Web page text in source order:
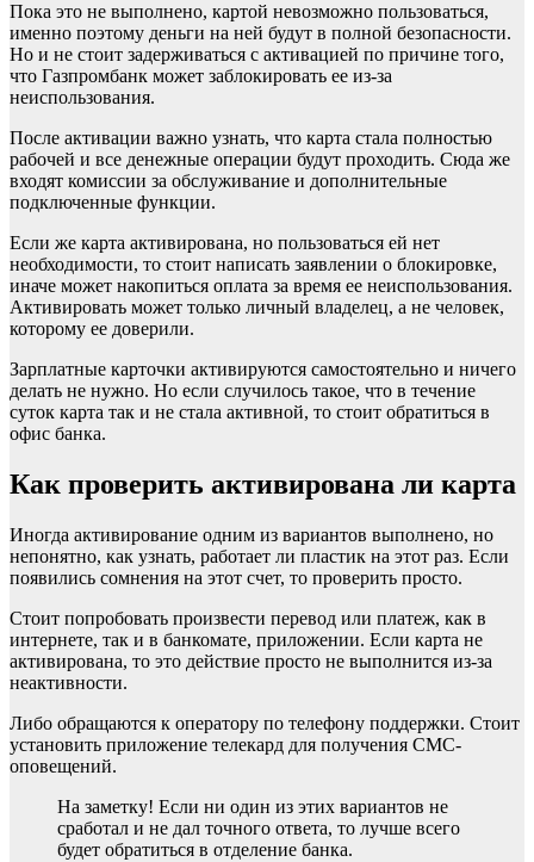
Пока это не выполнено, картой невозможно пользоваться,
именно поэтому деньги на ней будут в полной безопасности.
Но и не стоит задерживаться с активацией по причине того,
что Газпромбанк может заблокировать ее из-за
неиспользования.
После активации важно узнать, что карта стала полностью
рабочей и все денежные операции будут проходить. Сюда же
входят комиссии за обслуживание и дополнительные
подключенные функции.
Если же карта активирована, но пользоваться ей нет
необходимости, то стоит написать заявлении о блокировке,
иначе может накопиться оплата за время ее неиспользования.
Активировать может только личный владелец, а не человек,
которому ее доверили.
Зарплатные карточки активируются самостоятельно и ничего
делать не нужно. Но если случилось такое, что в течение
суток карта так и не стала активной, то стоит обратиться в
офис банка.
Как проверить активирована ли карта
Иногда активирование одним из вариантов выполнено, но
непонятно, как узнать, работает ли пластик на этот раз. Если
появились сомнения на этот счет, то проверить просто.
Стоит попробовать произвести перевод или платеж, как в
интернете, так и в банкомате, приложении. Если карта не
активирована, то это действие просто не выполнится из-за
неактивности.
Либо обращаются к оператору по телефону поддержки. Стоит
установить приложение телекард для получения СМС-
оповещений.
На заметку! Если ни один из этих вариантов не
сработал и не дал точного ответа, то лучше всего
будет обратиться в отделение банка.